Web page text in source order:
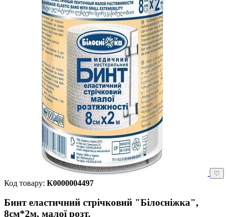
♡
Код товару: К0000004497
Бинт еластичний стрічковий "Білосніжка",
8см*2м, малої розт.